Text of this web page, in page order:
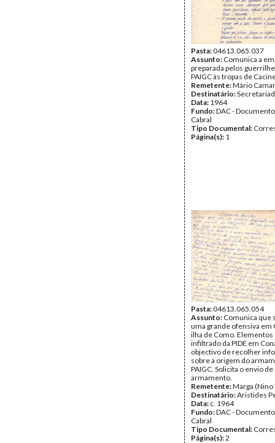
Pasta:04613.065.037
Assunto: Comunica a
preparada pelos
PAIGC às tropas de
Remetente:Mário
Destinatário:
Data: 1964
Fundo:DAC -
Cabral
Tipo Documental:
Página(s): 1
Pasta:04613.065.054
Assunto: Comunica que
uma grande ofensiva em
ilha de Como.
infiltrado da PIDE em
objectivo de recolher
sobre a origem do
PAIGC. Solicita o envio
armamento.
Remetente:Marga (Nino
Destinatário:Aristides
Data: c. 1964
Fundo:DAC -
Cabral
Tipo Documental:
Página(s):2